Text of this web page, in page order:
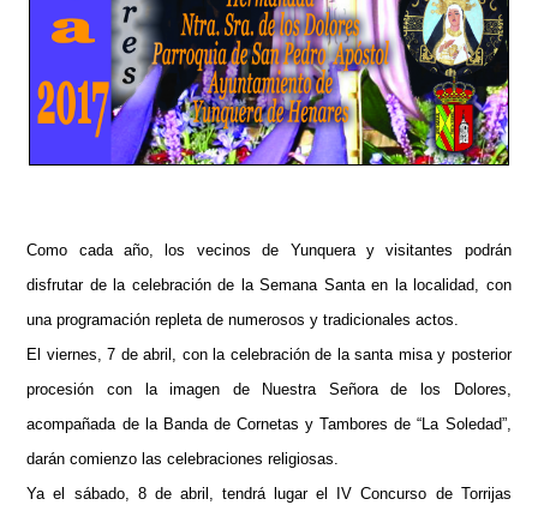
Como cada año, los vecinos de Yunquera y visitantes podrán
disfrutar de la celebración de la Semana Santa en la localidad, con
una programación repleta de numerosos y tradicionales actos.
El viernes, 7 de abril, con la celebración de la santa misa y posterior
procesión con la imagen de Nuestra Señora de los Dolores,
acompañada de la Banda de Cornetas y Tambores de “La Soledad”,
darán comienzo las celebraciones religiosas.
Ya el sábado, 8 de abril, tendrá lugar el IV Concurso de Torrijas